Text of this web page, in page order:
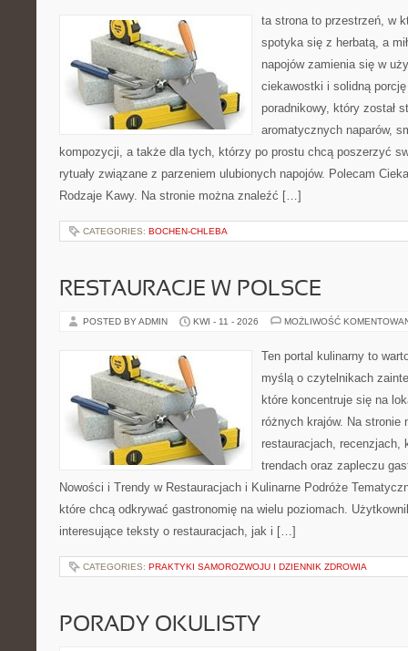
ta strona to przestrzeń, w
spotyka się z herbatą, a
napojów zamienia się w
ciekawostki i solidną
poradnikowy, który został
aromatycznych naparów,
kompozycji, a także dla tych, którzy po prostu chcą poszerzyć
rytuały związane z parzeniem ulubionych napojów. Polecam
Rodzaje Kawy. Na stronie można znaleźć […]
CATEGORIES: BOCHEN-CHLEBA
RESTAURACJE W POLSCE
POSTED BY ADMIN KWI - 11 - 2026 MOŻLIWOŚĆ
Ten portal kulinarny to
myślą o czytelnikach
które koncentruje się na
różnych krajów. Na stronie
restauracjach, recenzjach,
trendach oraz zapleczu
Nowości i Trendy w Restauracjach i Kulinarne Podróże
które chcą odkrywać gastronomię na wielu poziomach.
interesujące teksty o restauracjach, jak i […]
CATEGORIES: PRAKTYKI SAMOROZWOJU I DZIENNIK ZDROWIA
PORADY OKULISTY